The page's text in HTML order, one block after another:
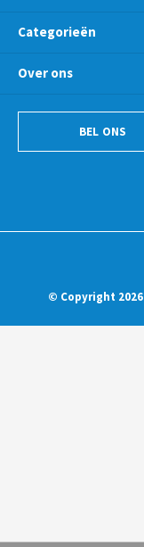
Categorieën
Over ons
BEL ONS
© Copyright 2026